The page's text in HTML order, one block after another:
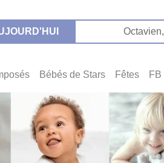
Octavien,
Bébés de Stars Fêtes FB